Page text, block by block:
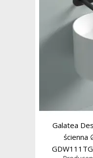
Galatea
ścienna